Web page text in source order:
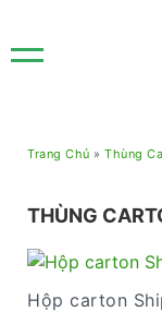
Trang Chủ » Thùng
THÙNG
Hộp carton